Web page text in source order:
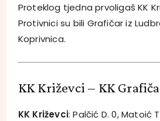
Proteklog tjedna prvoligaš KK
Protivnici su bili Grafičar iz
Koprivnica.
KK Križevci – KK
KK Križevci: Palčić D. 0, Matoić